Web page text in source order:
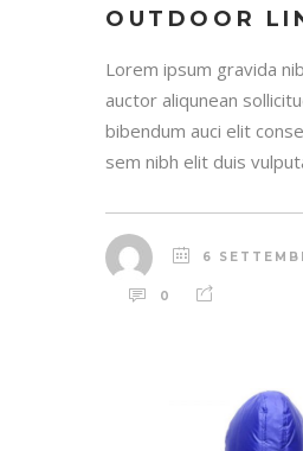
OUTDOOR
Lorem ipsum gravida
auctor aliqunean
bibendum auci elit
sem nibh elit duis
6
0